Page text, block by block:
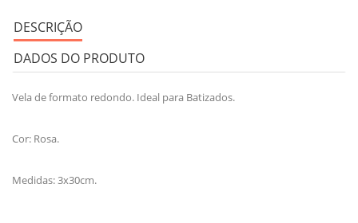
DESCRIÇÃO
DADOS DO PRODUTO
Vela de formato redondo. Ideal para Batizados.
Cor: Rosa.
Medidas: 3x30cm.